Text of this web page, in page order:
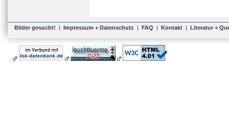
Bilder gesucht! | Impressum + Datenschutz | FAQ | Kontakt | Literatur +